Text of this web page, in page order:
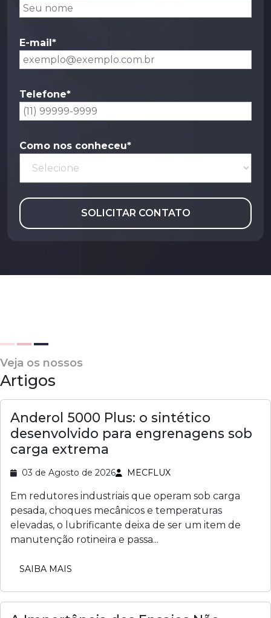
E-mail*
Telefone*
Como nos conheceu*
SOLICITAR CONTATO
Veja os nossos
Artigos
Anderol 5000 Plus: o sintético
desenvolvido para engrenagens sob
carga extrema
03 de Agosto de 2026 MECFLUX
Em redutores industriais que operam sob carga
pesada, choques mecânicos e temperaturas
elevadas, o lubrificante deixa de ser um item de
manutenção rotineira e passa...
SAIBA MAIS